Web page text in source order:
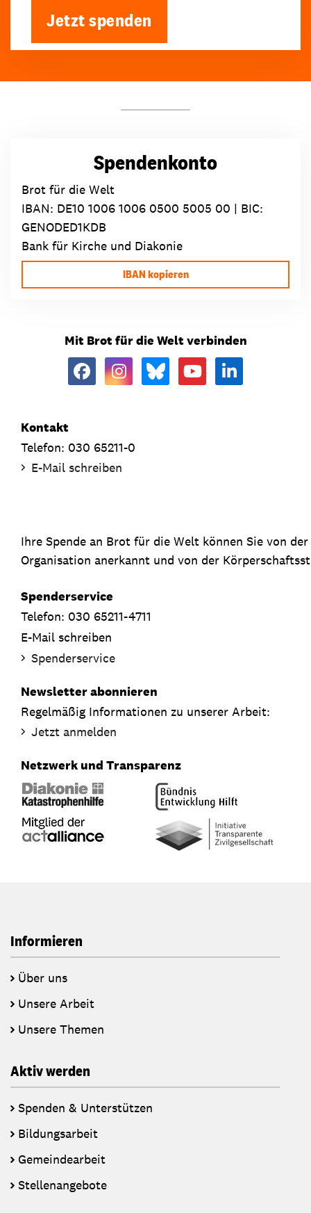
Jetzt spenden
Spendenkonto
Brot für die Welt
IBAN: DE10 1006 1006 0500 5005 00 | BIC:
GENODED1KDB
Bank für Kirche und Diakonie
IBAN kopieren
Mit Brot für die Welt verbinden
Kontakt
Telefon: 030 65211-0
E-Mail schreiben
Ihre Spende an Brot für die Welt können Sie von
Organisation anerkannt und von der
Spenderservice
Telefon: 030 65211-4711
E-Mail schreiben
Spenderservice
Newsletter abonnieren
Regelmäßig Informationen zu unserer Arbeit:
Jetzt anmelden
Netzwerk und Transparenz
Informieren
Über uns
Unsere Arbeit
Unsere Themen
Aktiv werden
Spenden & Unterstützen
Bildungsarbeit
Gemeindearbeit
Stellenangebote